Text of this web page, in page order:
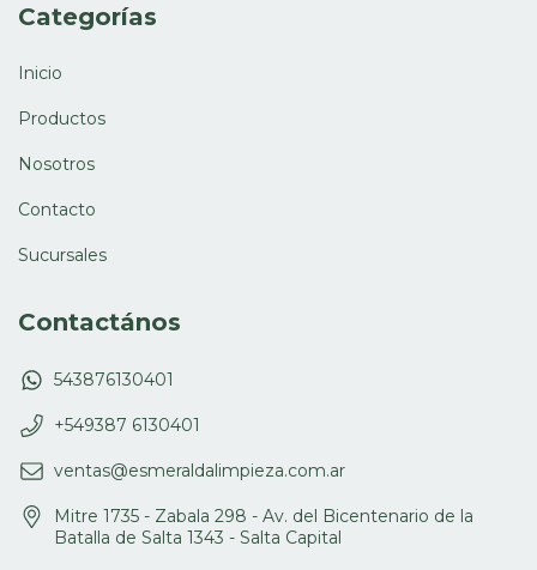
Categorías
Inicio
Productos
Nosotros
Contacto
Sucursales
Contactános
543876130401
+549387 6130401
ventas@esmeraldalimpieza.com.ar
Mitre 1735 - Zabala 298 - Av. del Bicentenario de la
Batalla de Salta 1343 - Salta Capital